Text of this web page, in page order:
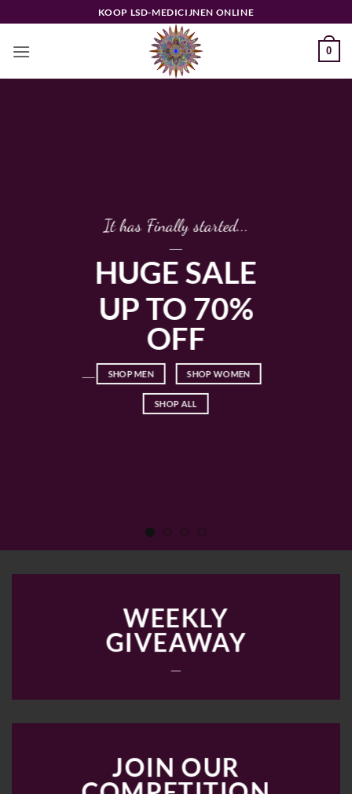
naar
inhoud
KOOP LSD-MEDICIJNEN ONLINE
0
It has Finally started...
HUGE SALE
UP TO 70%
OFF
SHOP MEN SHOP WOMEN
SHOP ALL
WEEKLY
GIVEAWAY
JOIN OUR